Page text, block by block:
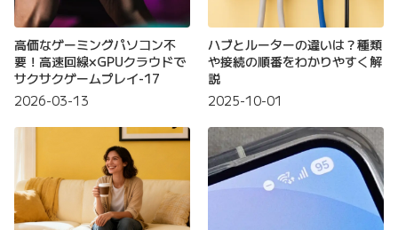
高価なゲーミングパソコン不
要！高速回線×GPUクラウドで
サクサクゲームプレイ-17
2026-03-13
ハブとルーターの違いは？種類
や接続の順番をわかりやすく解
説
2025-10-01